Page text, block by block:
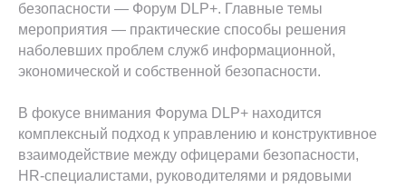
безопасности — Форум DLP+. Главные темы
мероприятия — практические способы решения
наболевших проблем служб информационной,
экономической и собственной безопасности.
В фокусе внимания Форума DLP+ находится
комплексный подход к управлению и конструктивное
взаимодействие между офицерами безопасности,
HR-специалистами, руководителями и рядовыми